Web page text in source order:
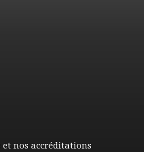
nos accréditations